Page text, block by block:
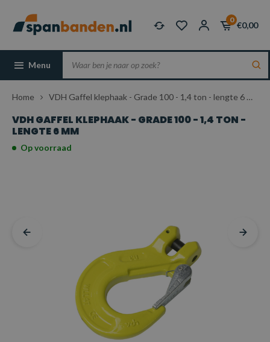
0
€0,00
Menu
Home VDH Gaffel klephaak - Grade 100 - 1,4 ton - lengte 6 mm
VDH GAFFEL KLEPHAAK - GRADE 100 - 1,4 TON -
LENGTE 6 MM
Op voorraad